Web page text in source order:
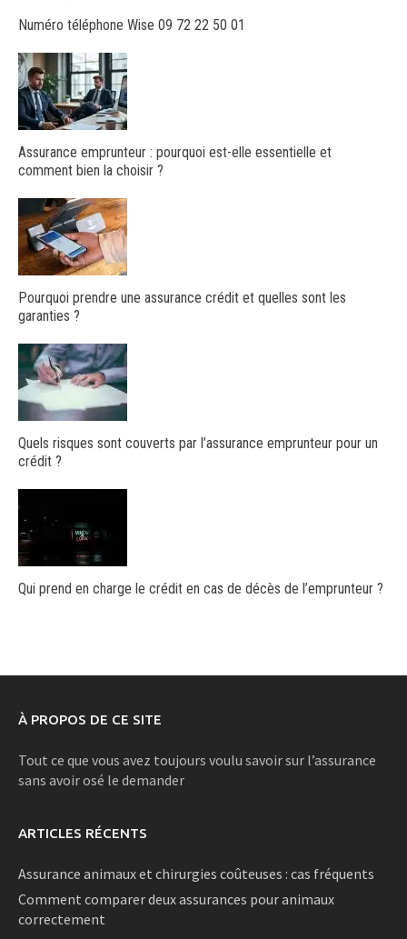
Numéro téléphone Wise 09 72 22 50 01
Assurance emprunteur : pourquoi est-elle essentielle et
comment bien la choisir ?
Pourquoi prendre une assurance crédit et quelles sont les
garanties ?
Quels risques sont couverts par l’assurance emprunteur pour un
crédit ?
Qui prend en charge le crédit en cas de décès de l’emprunteur ?
À PROPOS DE CE SITE
Tout ce que vous avez toujours voulu savoir sur l’assurance
sans avoir osé le demander
ARTICLES RÉCENTS
Assurance animaux et chirurgies coûteuses : cas fréquents
Comment comparer deux assurances pour animaux
correctement